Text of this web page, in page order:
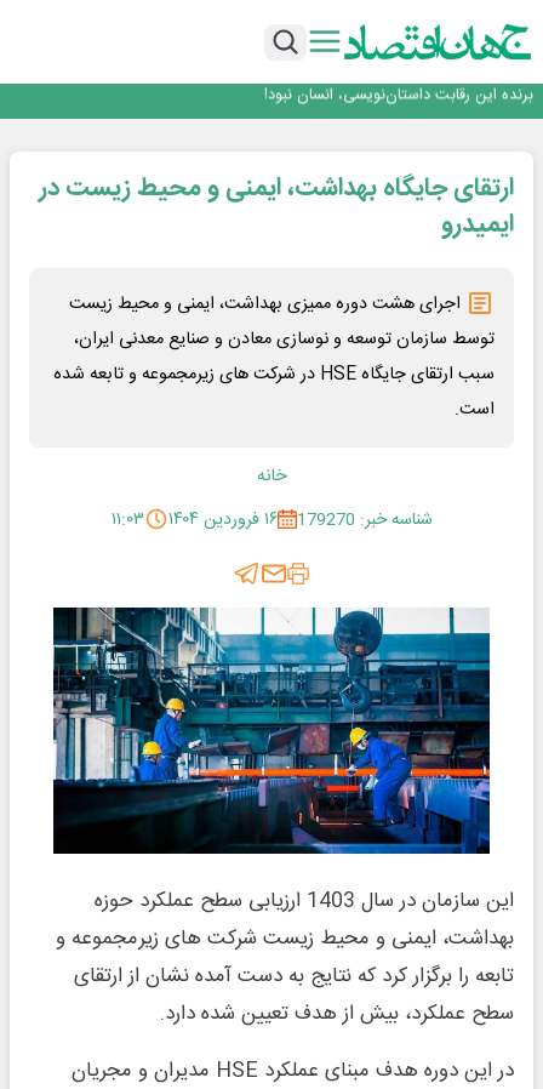
جمنای دستیار اصلی گوشی‌های اندرویدی می‌شود
متا وارد رقابت ابزارهای هوش مصنوعی برنامه‌نویسی شد
بانک تجارت، تأمین‌کننده مالی پروژه بازسازی فازهای ۴ و ۵ پارس حنوبی
جمنای دستیار اصلی گوشی‌های اندرویدی می‌شود
ارتقای جایگاه بهداشت، ایمنی و محیط زیست در
ایمیدرو
اجرای هشت دوره ممیزی بهداشت، ایمنی و محیط زیست
توسط سازمان توسعه و نوسازی معادن و صنایع معدنی ایران،
سبب ارتقای جایگاه HSE در شرکت های زیرمجموعه و تابعه شده
است.
خانه
شناسه خبر: 179270
۱۶ فروردین ۱۴۰۴ ۱۱:۰۳
این سازمان در سال 1403 ارزیابی سطح عملکرد حوزه
بهداشت، ایمنی و محیط زیست شرکت های زیرمجموعه و
تابعه را برگزار کرد که نتایج به دست آمده نشان از ارتقای
سطح عملکرد، بیش از هدف تعیین شده دارد.
در این دوره هدف مبنای عملکرد HSE مدیران و مجریان